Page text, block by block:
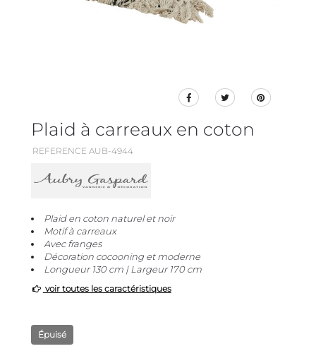
Plaid à carreaux en coton
REFERENCE AUB-4944
Plaid en coton naturel et noir
Motif à carreaux
Avec franges
Décoration cocooning et moderne
Longueur 130 cm | Largeur 170 cm
voir toutes les caractéristiques
Épuisé